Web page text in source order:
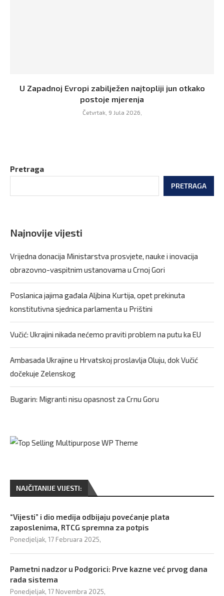
U Zapadnoj Evropi zabilježen najtopliji jun otkako
postoje mjerenja
Četvrtak, 9 Jula 2026,
Pretraga
PRETRAGA
Najnovije vijesti
Vrijedna donacija Ministarstva prosvjete, nauke i inovacija
obrazovno-vaspitnim ustanovama u Crnoj Gori
Poslanica jajima gađala Aljbina Kurtija, opet prekinuta
konstitutivna sjednica parlamenta u Prištini
Vučić: Ukrajini nikada nećemo praviti problem na putu ka EU
Ambasada Ukrajine u Hrvatskoj proslavlja Oluju, dok Vučić
dočekuje Zelenskog
Bugarin: Migranti nisu opasnost za Crnu Goru
NAJČITANIJE VIJESTI:
“Vijesti” i dio medija odbijaju povećanje plata
zaposlenima, RTCG spremna za potpis
Ponedjeljak, 17 Februara 2025,
Pametni nadzor u Podgorici: Prve kazne već prvog dana
rada sistema
Ponedjeljak, 17 Novembra 2025,